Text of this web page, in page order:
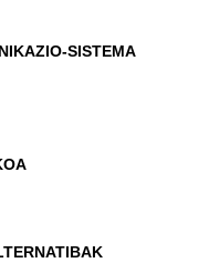
SISTEMA